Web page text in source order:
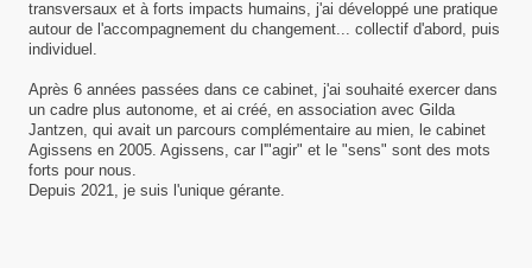
transversaux et à forts impacts humains, j'ai développé une pratique
autour de l'accompagnement du changement... collectif d'abord, puis
individuel.
Après 6 années passées dans ce cabinet, j'ai souhaité exercer dans
un cadre plus autonome, et ai créé, en association avec Gilda
Jantzen, qui avait un parcours complémentaire au mien, le cabinet
Agissens en 2005. Agissens, car l'"agir" et le "sens" sont des mots
forts pour nous.
Depuis 2021, je suis l'unique gérante.